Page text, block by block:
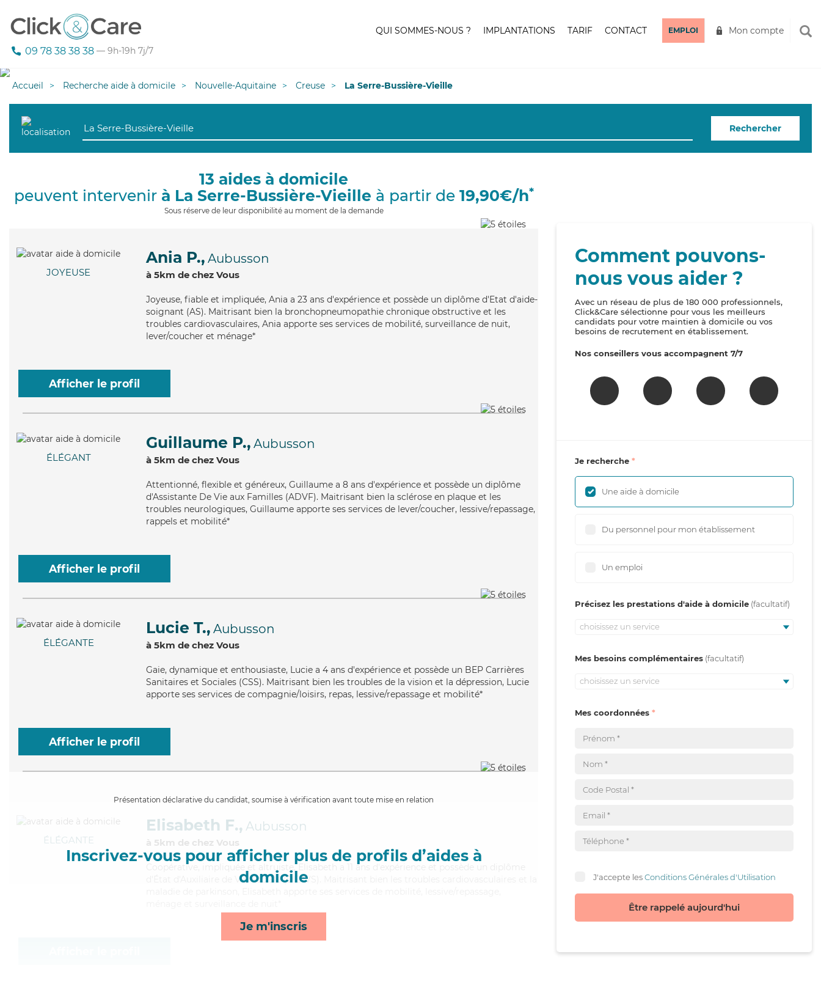
09 78 38 38 38 — 9h-19h 7j/7
QUI SOMMES-NOUS ? IMPLANTATIONS TARIF CONTACT EMPLOI Mon compte
Accueil Recherche aide à domicile Nouvelle-Aquitaine Creuse La Serre-Bussière-Vieille
Rechercher
13 aides à domicile
peuvent intervenir à La Serre-Bussière-Vieille à partir de 19,90€/h*
Sous réserve de leur disponibilité au moment de la demande
JOYEUSE
Ania P., Aubusson
à 5km de chez Vous
Joyeuse, fiable et impliquée, Ania a 23 ans d'expérience et possède un diplôme d'Etat d'aide-
soignant (AS). Maitrisant bien la bronchopneumopathie chronique obstructive et les
troubles cardiovasculaires, Ania apporte ses services de mobilité, surveillance de nuit,
lever/coucher et ménage*
Afficher le profil
ÉLÉGANT
Guillaume P., Aubusson
à 5km de chez Vous
Attentionné, flexible et généreux, Guillaume a 8 ans d'expérience et possède un diplôme
d'Assistante De Vie aux Familles (ADVF). Maitrisant bien la sclérose en plaque et les
troubles neurologiques, Guillaume apporte ses services de lever/coucher, lessive/repassage,
rappels et mobilité*
Afficher le profil
ÉLÉGANTE
Lucie T., Aubusson
à 5km de chez Vous
Gaie, dynamique et enthousiaste, Lucie a 4 ans d'expérience et possède un BEP Carrières
Sanitaires et Sociales (CSS). Maitrisant bien les troubles de la vision et la dépression, Lucie
apporte ses services de compagnie/loisirs, repas, lessive/repassage et mobilité*
Afficher le profil
Présentation déclarative du candidat, soumise à vérification avant toute mise en relation
Inscrivez-vous pour afficher plus de profils d’aides à
domicile
Je m'inscris
ÉLÉGANTE
Elisabeth F., Aubusson
à 5km de chez Vous
Coopérative
, impliquée et altruiste, Elisabeth a 11 ans d'expérience et possède un diplôme
d'État d'Auxiliaire de Vie Sociale (DEAVS). Maitrisant bien les troubles cardiovasculaires et la
Comment pouvons-
nous vous aider ?
Avec un réseau de plus de 180 000 professionnels,
Click&Care sélectionne pour vous les meilleurs
candidats pour votre maintien à domicile ou vos
besoins de recrutement en établissement.
Nos conseillers vous accompagnent 7/7
Je recherche
Une aide à domicile
Du personnel pour mon établissement
Un emploi
Précisez les prestations d'aide à domicile
choisissez un service
Mes besoins complémentaires
choisissez un service
Mes coordonnées
J'accepte lesConditions Générales d'Utilisation
Être rappelé aujourd'hui